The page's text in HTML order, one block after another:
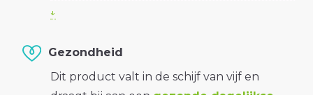
Gezondheid
Dit product valt in de schijf van vijf en